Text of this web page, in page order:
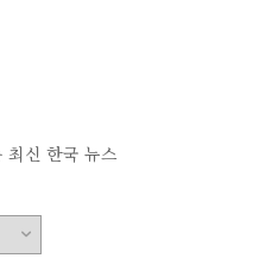
최신 한국 뉴스